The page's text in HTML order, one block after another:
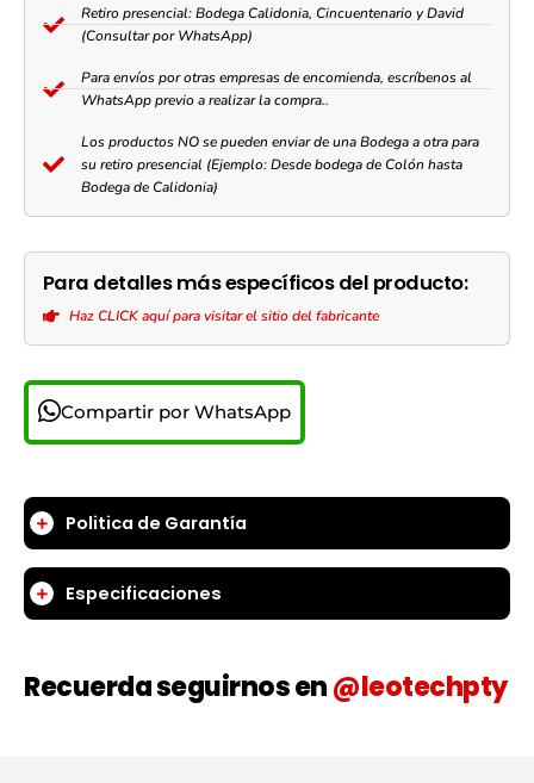
Retiro presencial: Bodega Calidonia, Cincuentenario y David
(Consultar por WhatsApp)
Para envíos por otras empresas de encomienda, escríbenos al
WhatsApp previo a realizar la compra..
Los productos NO se pueden enviar de una Bodega a otra para
su retiro presencial (Ejemplo: Desde bodega de Colón hasta
Bodega de Calidonia)
Para detalles más específicos del producto:
Haz CLICK aquí para visitar el sitio del fabricante
Compartir por WhatsApp
Politica de Garantía
Especificaciones
Recuerda seguirnos en@leotechpty